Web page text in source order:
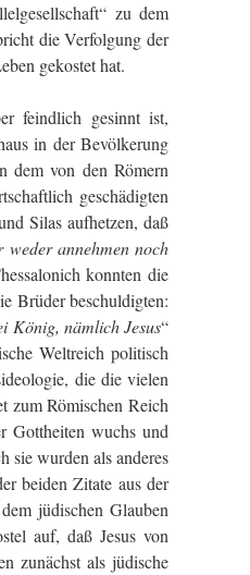
zu dem
die Verfolgung der
gekostet hat.
feindlich gesinnt ist,
in der Bevölkerung
dem von den Römern
geschädigten
Silas aufhetzen, daß
annehmen noch
konnten die
Brüder beschuldigten:
König, nämlich Jesus“
Weltreich politisch
die die vielen
zum Römischen Reich
Gottheiten wuchs und
sie wurden als anderes
beiden Zitate aus der
jüdischen Glauben
auf, daß Jesus von
zunächst als jüdische